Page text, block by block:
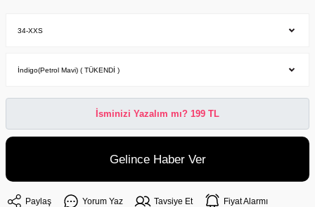
İsminizi Yazalım mı? 199 TL
Gelince Haber Ver
Paylaş Yorum Yaz Tavsiye Et Fiyat Alarmı